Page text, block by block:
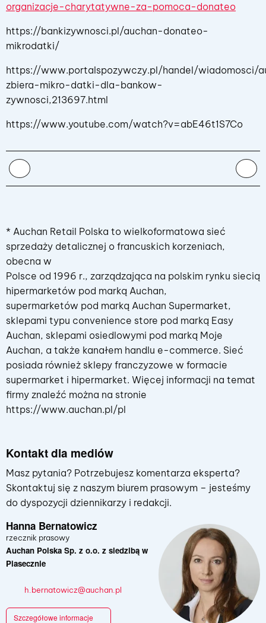
organizacje-charytatywne-za-pomoca-donateo
https://bankizywnosci.pl/auchan-donateo-
mikrodatki/
https://www.portalspozywczy.pl/handel/wiadomosci/
zbiera-mikro-datki-dla-bankow-
zywnosci,213697.html
https://www.youtube.com/watch?v=abE46t1S7Co
* Auchan Retail Polska to wielkoformatowa sieć
sprzedaży detalicznej o francuskich korzeniach,
obecna w
Polsce od 1996 r., zarządzająca na polskim rynku siecią
hipermarketów pod marką Auchan,
supermarketów pod marką Auchan Supermarket,
sklepami typu convenience store pod marką Easy
Auchan, sklepami osiedlowymi pod marką Moje
Auchan, a także kanałem handlu e-commerce. Sieć
posiada również sklepy franczyzowe w formacie
supermarket i hipermarket. Więcej informacji na temat
firmy znaleźć można na stronie
https://www.auchan.pl/pl
Kontakt dla mediów
Masz pytania? Potrzebujesz komentarza eksperta?
Skontaktuj się z naszym biurem prasowym – jesteśmy
do dyspozycji dziennikarzy i redakcji.
Hanna Bernatowicz
rzecznik prasowy
Auchan Polska Sp. z o.o. z siedzibą w
Piasecznie
h.bernatowicz@auchan.pl
Szczegółowe informacje